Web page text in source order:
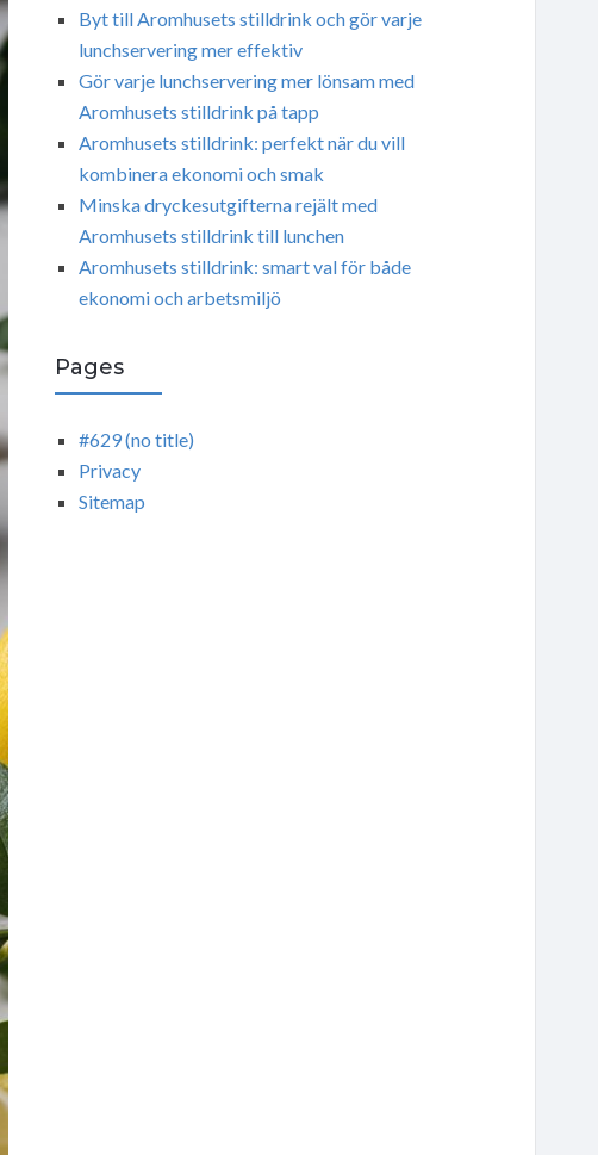
Byt till Aromhusets stilldrink och gör varje
lunchservering mer effektiv
Gör varje lunchservering mer lönsam med
Aromhusets stilldrink på tapp
Aromhusets stilldrink: perfekt när du vill
kombinera ekonomi och smak
Minska dryckesutgifterna rejält med
Aromhusets stilldrink till lunchen
Aromhusets stilldrink: smart val för både
ekonomi och arbetsmiljö
Pages
#629 (no title)
Privacy
Sitemap